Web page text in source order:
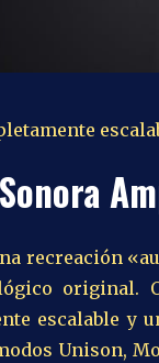
recreación
original.
escalable y
Unison,